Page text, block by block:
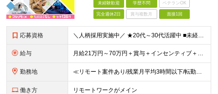
未経験歓迎 学歴不問 ベテランOK
完全週休2日 賞与複数月 面接1回
応募資格 ＼人柄採用実施中／ ★20代～30代活躍中 ■未経験OK ■学歴不問 ■第二新卒歓迎 ■ブランクOK 【こんな方、ぴったりです！】 □ コミュニケーションを大切にできる方 →チーム連携やクライアント
給与 月給21万円～70万円＋賞与＋インセンティブ＋各種手当 ◎インセンティブ 5万～90万円等の支給実績あり！ 貴方の頑張りをしっかり評価します。 【各種手当】 ■賞与年1回 ■昇給年1回（初年度は2
勤務地 ≪リモート案件あり/残業月平均3時間以下/転勤なし/駅から徒歩4分≫ 東京本社、または関東・関西のプロジェクト先 【本社】 東京都豊島区東池袋一丁目17番11号 パークハイツ池袋1105号 【大阪
働き方 リモートワークがメイン